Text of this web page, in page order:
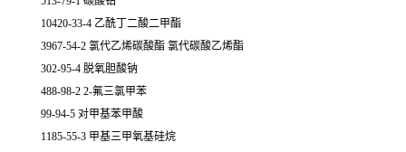
10420-33-4 乙酰丁二酸二甲酯
3967-54-2 氯代乙烯碳酸酯 氯代碳酸乙烯酯
302-95-4 脱氧胆酸钠
488-98-2 2-氟三氯甲苯
99-94-5 对甲基苯甲酸
1185-55-3 甲基三甲氧基硅烷